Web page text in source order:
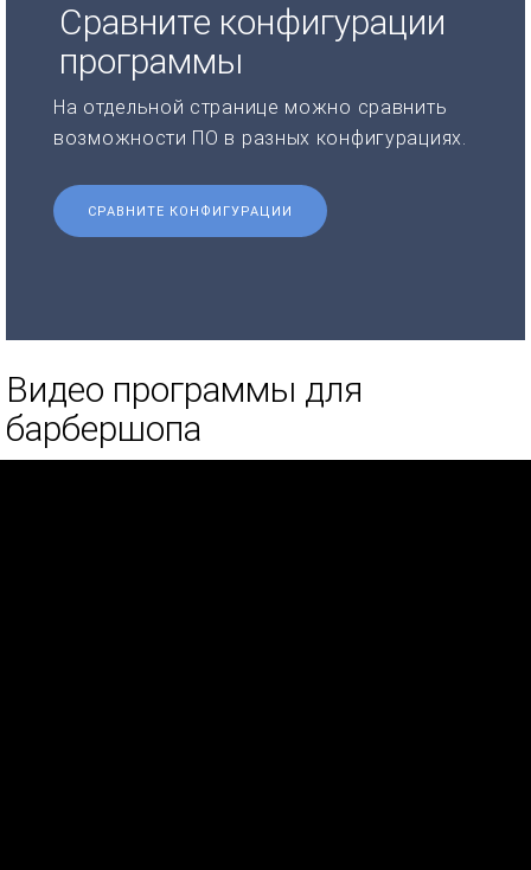
Сравните конфигурации
программы
На отдельной странице можно сравнить
возможности ПО в разных конфигурациях.
СРАВНИТЕ КОНФИГУРАЦИИ
Видео программы для
барбершопа